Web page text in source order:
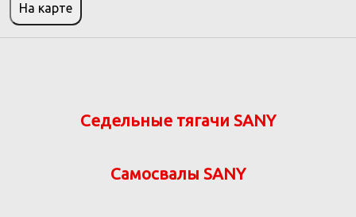
На карте
Седельные тягачи SANY
Самосвалы SANY